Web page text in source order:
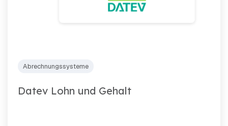
Abrechnungssysteme
Datev Lohn und Gehalt